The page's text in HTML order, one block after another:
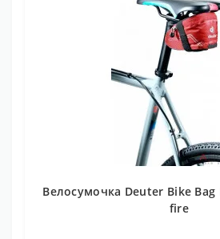
Велосумочка Deuter Bike Bag
fire